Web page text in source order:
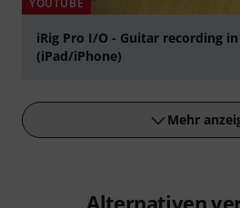
YOUTUBE
iRig Pro I/O - Guitar recording in
(iPad/iPhone)
Mehr